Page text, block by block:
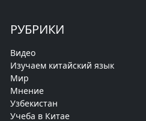
РУБРИКИ
Видео
Изучаем китайский язык
Мир
Мнение
Узбекистан
Учеба в Китае